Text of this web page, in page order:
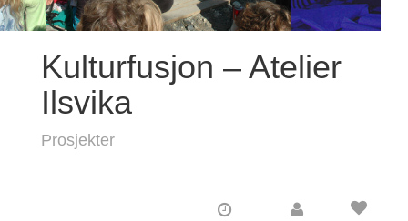
Kulturfusjon – Atelier
Ilsvika
Prosjekter